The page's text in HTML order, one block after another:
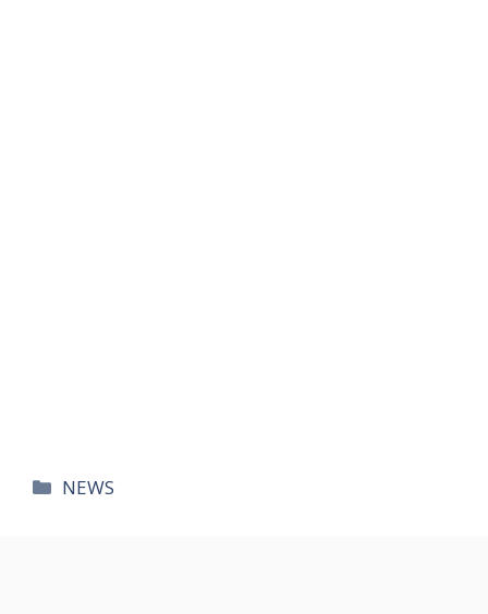
카
NEWS